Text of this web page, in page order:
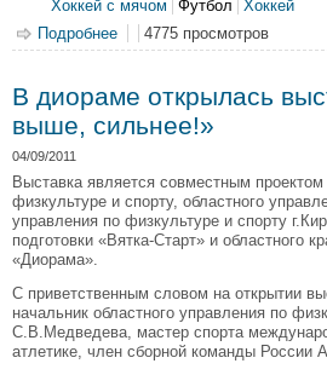
Хоккей с мячом
Футбол
Хоккей
Подробнее о Ангел-А
4775 просмотров
В диораме открылась
выше, сильнее!»
04/09/2011
Выставка является совместным
физкультуре и спорту, областного
управления по физкультуре и спорту
подготовки «Вятка-Старт» и областного
«Диорама».
С приветственным словом на открытии
начальник областного управления по
С.В.Медведева, мастер спорта
атлетике, член сборной команды России